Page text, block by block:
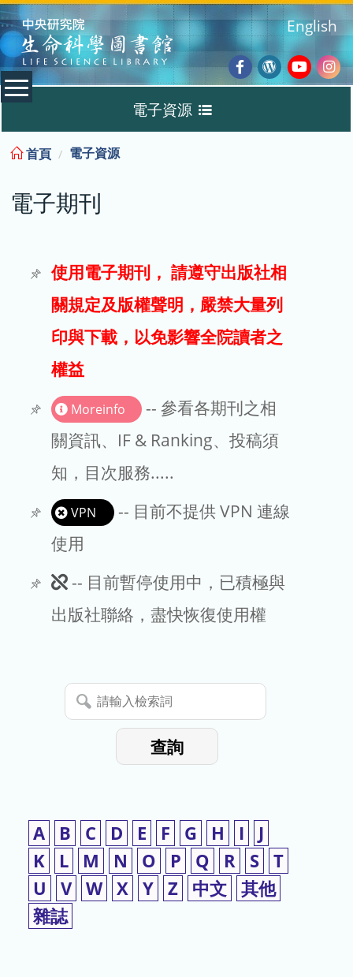
:::
Facebook
Wordpress
English
電子資源
電子期刊
試用
文章處理費
EndNote
首頁 電子資源
電子期刊
使用電子期刊， 請遵守出版社相
關規定及版權聲明，嚴禁大量列
印與下載，以免影響全院讀者之
權益
Moreinfo
-- 參看各期刊之相
關資訊、IF & Ranking、投稿須
知，目次服務.....
VPN
-- 目前不提供 VPN 連線
使用
此
期
暫
停
-- 目前暫停使用中，已積極與
出版社聯絡，盡快恢復使用權
請
輸
查詢
A B C D E F G H I
J
K
L M N O P Q R S T
U
V W X Y Z 中文 其他
雜誌